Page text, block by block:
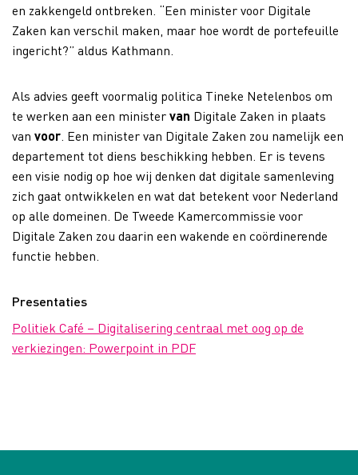
en zakkengeld ontbreken. “Een minister voor Digitale
Zaken kan verschil maken, maar hoe wordt de portefeuille
ingericht?” aldus Kathmann.
Als advies geeft voormalig politica Tineke Netelenbos om
te werken aan een ministervan Digitale Zaken in plaats
van voor. Een minister van Digitale Zaken zou namelijk een
departement tot diens beschikking hebben. Er is tevens
een visie nodig op hoe wij denken dat digitale samenleving
zich gaat ontwikkelen en wat dat betekent voor Nederland
op alle domeinen. De Tweede Kamercommissie voor
Digitale Zaken zou daarin een wakende en coördinerende
functie hebben.
Presentaties
Politiek Café – Digitalisering centraal met oog op de
verkiezingen: Powerpoint in PDF